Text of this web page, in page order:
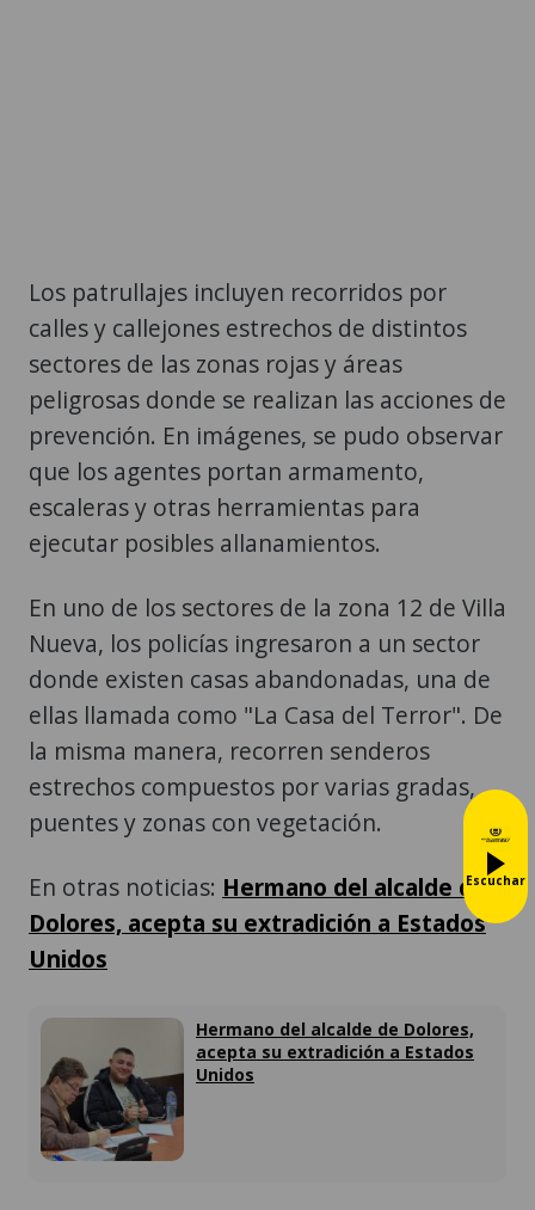
Los patrullajes incluyen recorridos por
calles y callejones estrechos de distintos
sectores de las zonas rojas y áreas
peligrosas donde se realizan las acciones de
prevención. En imágenes, se pudo observar
que los agentes portan armamento,
escaleras y otras herramientas para
ejecutar posibles allanamientos.
En uno de los sectores de la zona 12 de Villa
Nueva, los policías ingresaron a un sector
donde existen casas abandonadas, una de
ellas llamada como "La Casa del Terror". De
la misma manera, recorren senderos
estrechos compuestos por varias gradas,
puentes y zonas con vegetación.
En otras noticias: Hermano del alcalde de
Dolores, acepta su extradición a Estados
Unidos
Hermano del alcalde de Dolores,
acepta su extradición a Estados
Unidos
Escuchar